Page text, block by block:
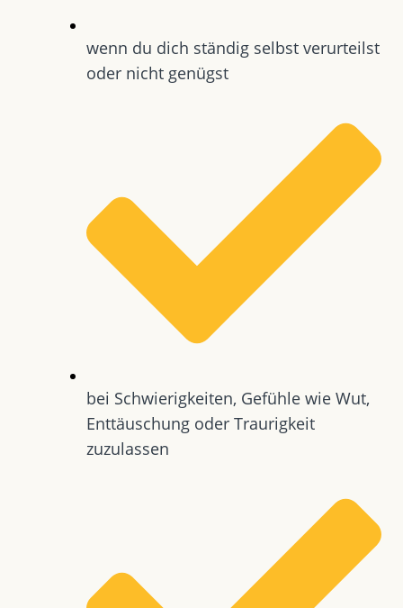
wenn du dich ständig selbst verurteilst
oder nicht genügst
bei Schwierigkeiten, Gefühle wie Wut,
Enttäuschung oder Traurigkeit
zuzulassen